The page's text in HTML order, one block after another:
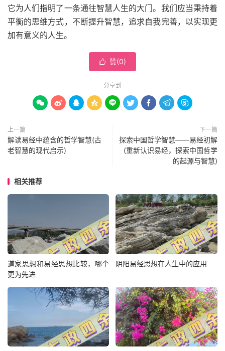
它为人们指明了一条通往智慧人生的大门。我们应当秉持着
平衡的思维方式，不断提升智慧，追求自我完善，以实现更
加有意义的人生。
 赞(0)
分享到
        
上一篇
解读易经中蕴含的哲学智慧(古
老智慧的现代启示)
下一篇
探索中国哲学智慧——易经初解
(重新认识易经，探索中国哲学
的起源与智慧)
相关推荐
道家思想和易经思想比较，哪个
更为先进
阴阳易经思想在人生中的应用